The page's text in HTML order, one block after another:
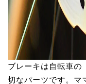
ブレーキは自転車の
切なパーツです。マ